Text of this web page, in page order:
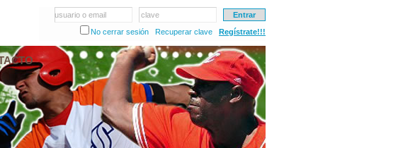
usuario o email
clave
No cerrar sesión
Recuperar clave Regístrate!!!